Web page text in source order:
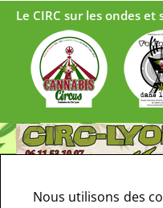
Le CIRC sur les ondes et
Nous utilisons des